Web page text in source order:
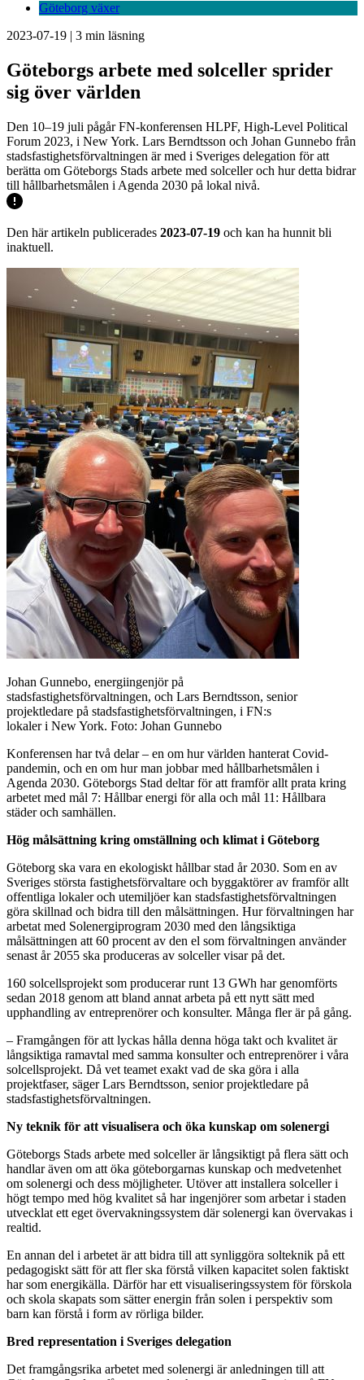
Göteborg växer
2023-07-19 | 3 min läsning
Göteborgs arbete med solceller sprider
sig över världen
Den 10–19 juli pågår FN-konferensen HLPF, High-Level Political
Forum 2023, i New York. Lars Berndtsson och Johan Gunnebo från
stadsfastighetsförvaltningen är med i Sveriges delegation för att
berätta om Göteborgs Stads arbete med solceller och hur detta bidrar
till hållbarhetsmålen i Agenda 2030 på lokal nivå.
Den här artikeln publicerades 2023-07-19 och kan ha hunnit bli
inaktuell.
Johan Gunnebo, energiingenjör på
stadsfastighetsförvaltningen, och Lars Berndtsson, senior
projektledare på stadsfastighetsförvaltningen, i FN:s
lokaler i New York. Foto: Johan Gunnebo
Konferensen har två delar – en om hur världen hanterat Covid-
pandemin, och en om hur man jobbar med hållbarhetsmålen i
Agenda 2030. Göteborgs Stad deltar för att framför allt prata kring
arbetet med mål 7: Hållbar energi för alla och mål 11: Hållbara
städer och samhällen.
Hög målsättning kring omställning och klimat i Göteborg
Göteborg ska vara en ekologiskt hållbar stad år 2030. Som en av
Sveriges största fastighetsförvaltare och byggaktörer av framför allt
offentliga lokaler och utemiljöer kan stadsfastighetsförvaltningen
göra skillnad och bidra till den målsättningen. Hur förvaltningen har
arbetat med Solenergiprogram 2030 med den långsiktiga
målsättningen att 60 procent av den el som förvaltningen använder
senast år 2055 ska produceras av solceller visar på det.
160 solcellsprojekt som producerar runt 13 GWh har genomförts
sedan 2018 genom att bland annat arbeta på ett nytt sätt med
upphandling av entreprenörer och konsulter. Många fler är på gång.
– Framgången för att lyckas hålla denna höga takt och kvalitet är
långsiktiga ramavtal med samma konsulter och entreprenörer i våra
solcellsprojekt. Då vet teamet exakt vad de ska göra i alla
projektfaser, säger Lars Berndtsson, senior projektledare på
stadsfastighetsförvaltningen.
Ny teknik för att visualisera och öka kunskap om solenergi
Göteborgs Stads arbete med solceller är långsiktigt på flera sätt och
handlar även om att öka göteborgarnas kunskap och medvetenhet
om solenergi och dess möjligheter. Utöver att installera solceller i
högt tempo med hög kvalitet så har ingenjörer som arbetar i staden
utvecklat ett eget övervakningssystem där solenergi kan övervakas i
realtid.
En annan del i arbetet är att bidra till att synliggöra solteknik på ett
pedagogiskt sätt för att fler ska förstå vilken kapacitet solen faktiskt
har som energikälla. Därför har ett visualiseringssystem för förskola
och skola skapats som sätter energin från solen i perspektiv som
barn kan förstå i form av rörliga bilder.
Bred representation i Sveriges delegation
Det framgångsrika arbetet med solenergi är anledningen till att